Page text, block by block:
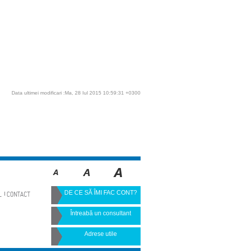
Data ultimei modificari :Ma, 28 Iul 2015 10:59:31 +0300
CONTACT DE CE SĂ ÎMI FAC CONT?
Întreabă un consultant
Adrese utile